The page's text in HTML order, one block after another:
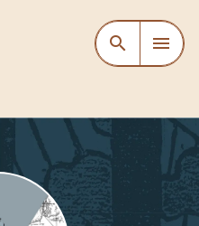
CONTENU
search menu